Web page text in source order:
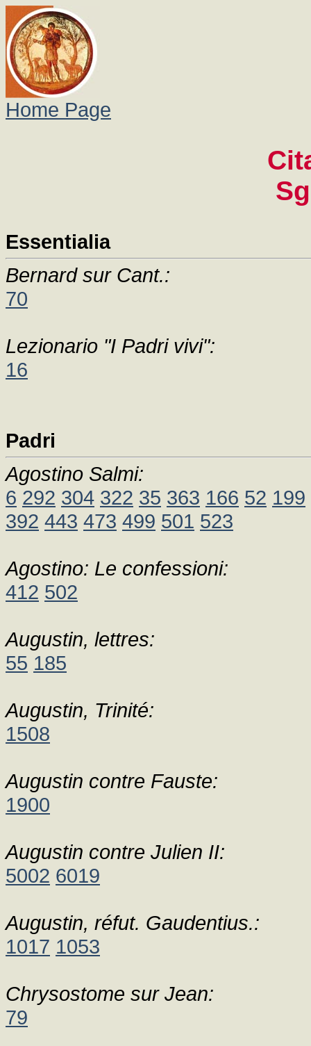
Home Page
Essentialia
Bernard sur Cant.:
70
Lezionario "I Padri vivi":
16
Padri
Agostino Salmi:
6 292 304 322 35 363 166 52 199
392 443 473 499 501 523
Agostino: Le confessioni:
412 502
Augustin, lettres:
55 185
Augustin, Trinité:
1508
Augustin contre Fauste:
1900
Augustin contre Julien II:
5002 6019
Augustin, réfut. Gaudentius.:
1017 1053
Chrysostome sur Jean:
79